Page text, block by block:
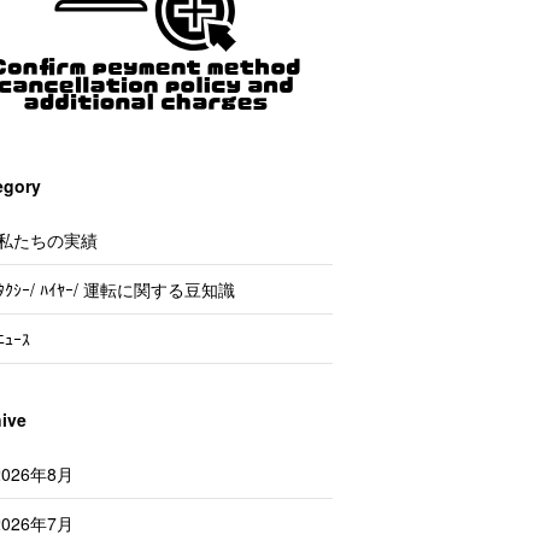
たちの実績
ｸｼｰ/ ﾊｲﾔｰ/ 運転に関する豆知識
ｭｰｽ
年8月
年7月